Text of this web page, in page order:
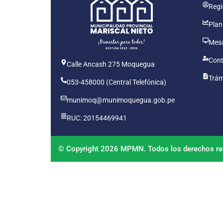
Calle Ancash 275 Moquegua
053-458000 (Central Telefónica)
munimoq@munimoquegua.gob.pe
RUC: 20154469941
© Copyright 2026 MPMN. Todos los derechos